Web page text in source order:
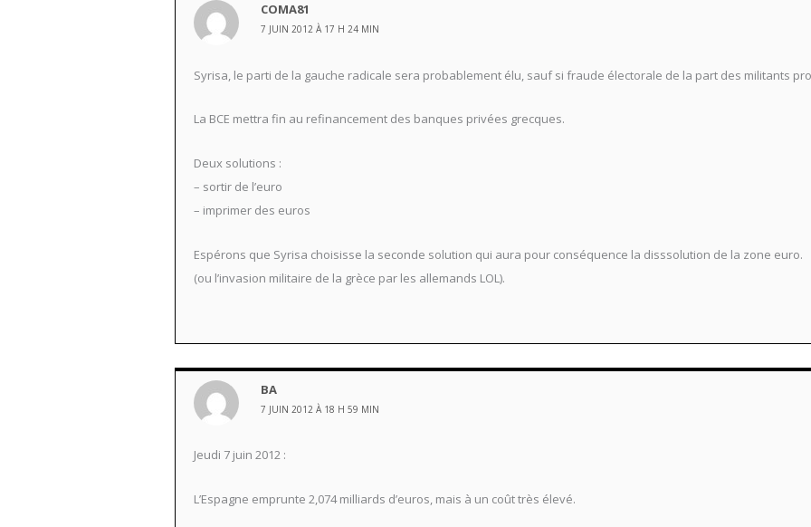
COMA81
7 JUIN 2012 À 17 H 24 MIN
Syrisa, le parti de la gauche radicale sera probablement élu, sauf si fraude électorale de la part des militants
La BCE mettra fin au refinancement des banques privées grecques.
Deux solutions :
– sortir de l’euro
– imprimer des euros
Espérons que Syrisa choisisse la seconde solution qui aura pour conséquence la disssolution de la zone euro.
(ou l’invasion militaire de la grèce par les allemands LOL).
BA
7 JUIN 2012 À 18 H 59 MIN
Jeudi 7 juin 2012 :
L’Espagne emprunte 2,074 milliards d’euros, mais à un coût très élevé.